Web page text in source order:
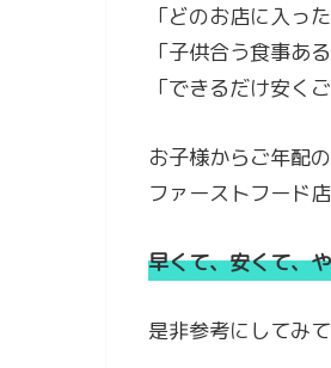
「どのお店に入っ
「子供合う食事あ
「できるだけ安く
お子様からご年配
ファーストフード店
早くて、安くて、
是非参考にしてみて